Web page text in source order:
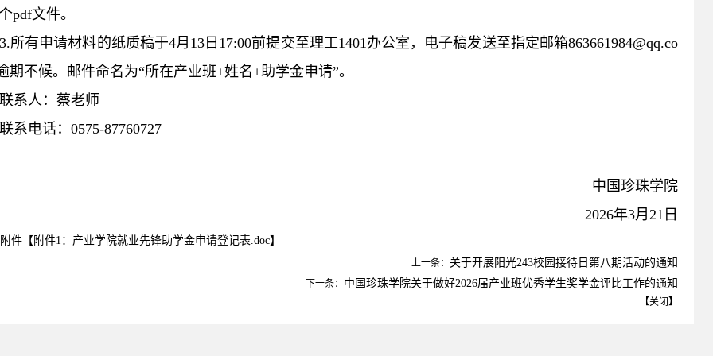
pdf文件。
3.所有申请材料的纸质稿于4月13日17:00前提交至理工1401办公室，电子稿发送至指定邮箱863661984@qq.co
期不候。邮件命名为“所在产业班+姓名+助学金申请”。
联系人：蔡老师
联系电话：0575-87760727
中国珍珠学院
2026年3月21日
附件【 附件1：产业学院就业先锋助学金申请登记表.doc】
上一条： 关于开展阳光243校园接待日第八期活动的通知
下一条： 中国珍珠学院关于做好2026届产业班优秀学生奖学金评比工作的通知
【关闭】